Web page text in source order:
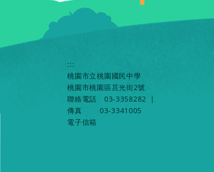
:::
桃園市立桃園國民中學
桃園市桃園區莒光街2號
聯絡電話
03-3358282
|
傳真
03-3341005
電子信箱